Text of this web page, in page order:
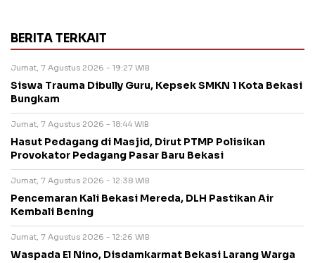
BERITA TERKAIT
Jumat, 7 Agustus 2026 - 19:27 WIB
Siswa Trauma Dibully Guru, Kepsek SMKN 1 Kota Bekasi
Bungkam
Jumat, 7 Agustus 2026 - 18:44 WIB
Hasut Pedagang di Masjid, Dirut PTMP Polisikan
Provokator Pedagang Pasar Baru Bekasi
Jumat, 7 Agustus 2026 - 12:38 WIB
Pencemaran Kali Bekasi Mereda, DLH Pastikan Air
Kembali Bening
Jumat, 7 Agustus 2026 - 12:26 WIB
Waspada El Nino, Disdamkarmat Bekasi Larang Warga